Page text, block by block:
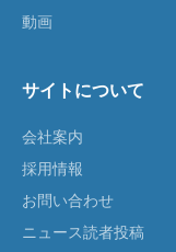
動画
サイトについて
会社案内
採用情報
お問い合わせ
ニュース読者投稿